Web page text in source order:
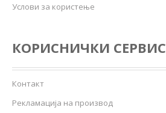
Услови за користење
КОРИСНИЧКИ СЕРВИС
Контакт
Рекламација на производ